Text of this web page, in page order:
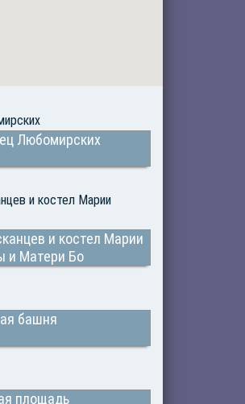
Любомирских
и костел Марии
и Матери Бо
башня
площадь